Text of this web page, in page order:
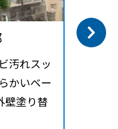
汚れスッ
かいベー
壁塗り替